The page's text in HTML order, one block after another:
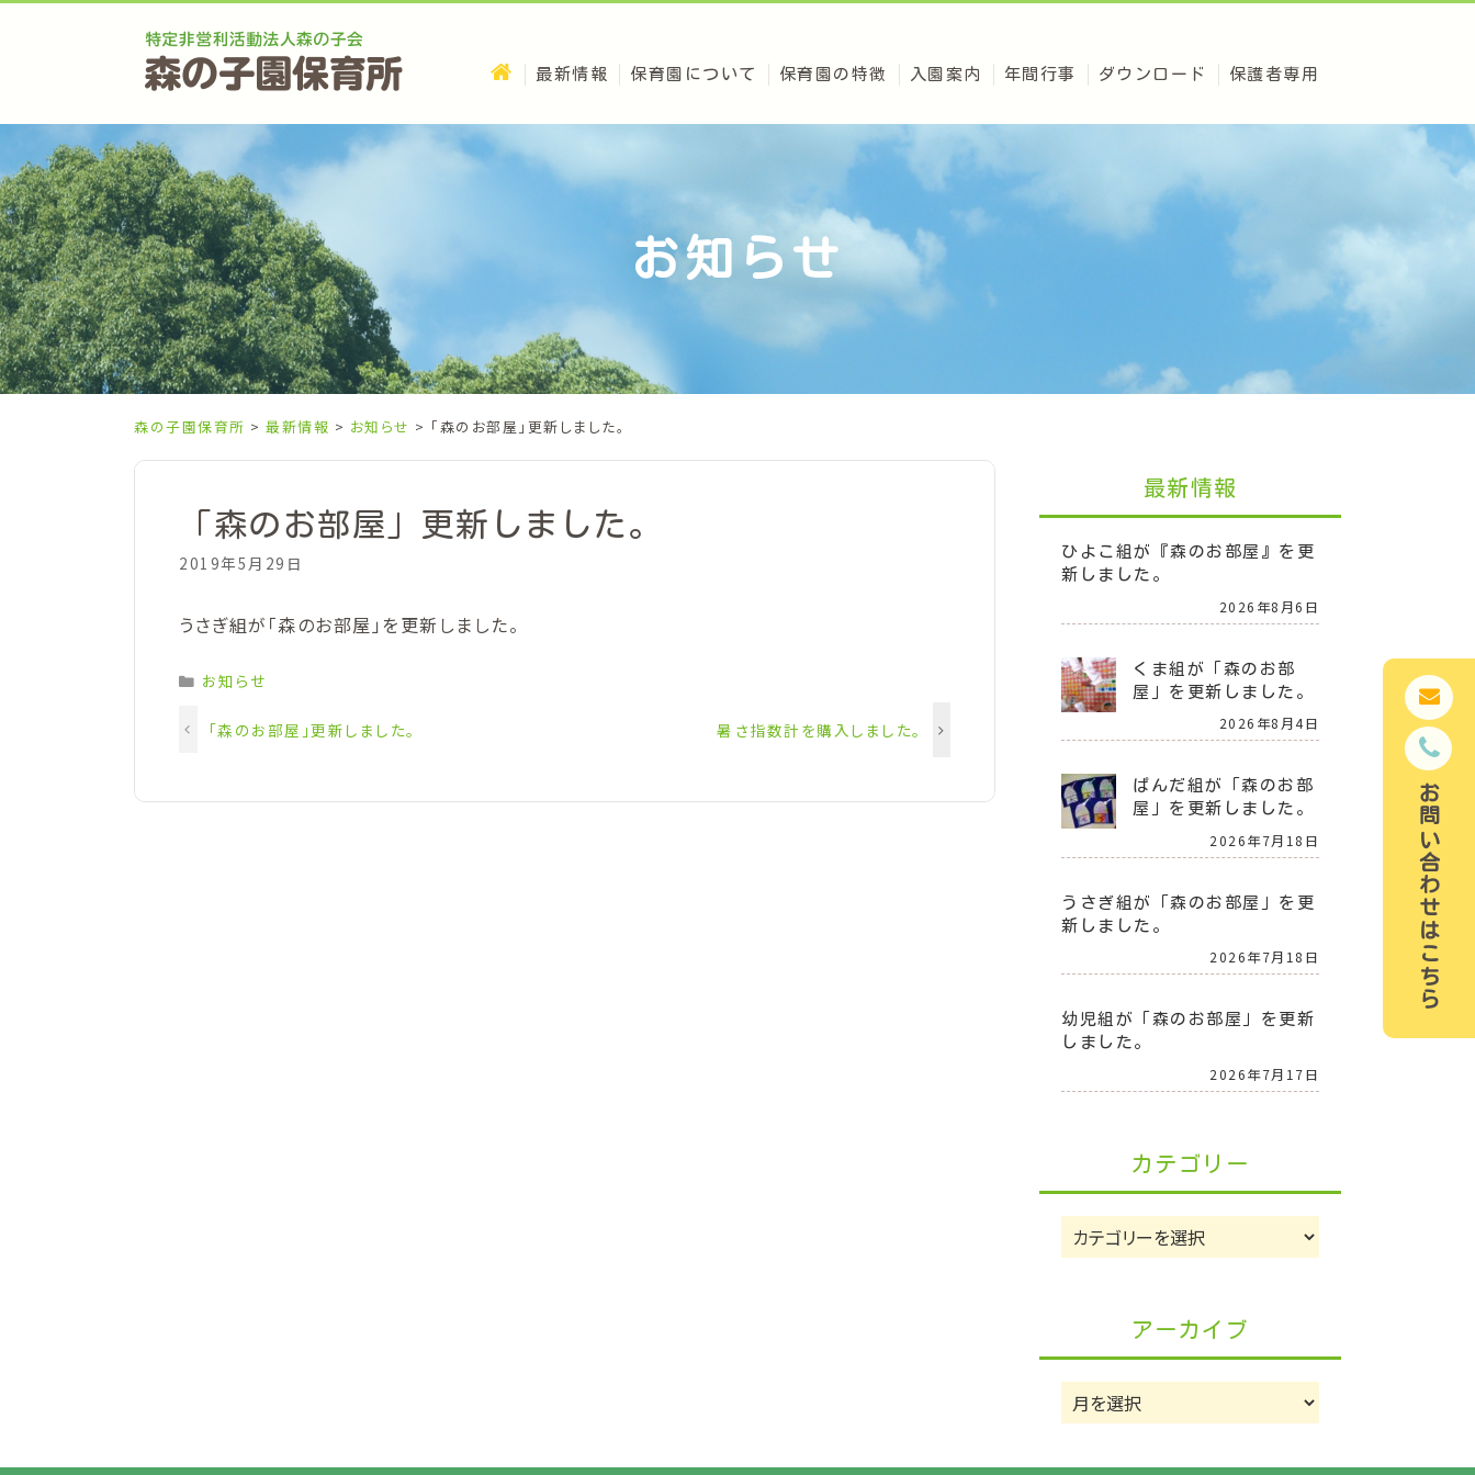
お問い合わせはこちら
最新情報 保育園について 保育園の特徴 入園案内 年間行事 ダウンロード 保護者専用
お知らせ
森の子園保育所 > 最新情報 > お知らせ > 「森のお部屋」更新しました。
「森のお部屋」更新しました。
2019年5月29日
うさぎ組が「森のお部屋」を更新しました。
Categories
お知らせ
「森のお部屋」更新しました。 暑さ指数計を購入しました。
最新情報
ひよこ組が『森のお部屋』を更
新しました。
2026年8月6日
くま組が「森のお部
屋」を更新しました。
2026年8月4日
ぱんだ組が「森のお部
屋」を更新しました。
2026年7月18日
うさぎ組が「森のお部屋」を更
新しました。
2026年7月18日
幼児組が「森のお部屋」を更新
しました。
2026年7月17日
カテゴリー
カ
テ
アーカイブ
ア
ー